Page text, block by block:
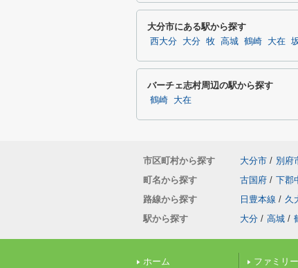
大分市にある駅から探す
西大分 大分 牧 高城 鶴崎 大在
バーチェ志村周辺の駅から探す
鶴崎 大在
市区町村から探す 大分市 / 別府
町名から探す
古国府 / 下郡
路線から探す
日豊本線 / 久
駅から探す
大分 / 高城 /
ホーム ファミリ